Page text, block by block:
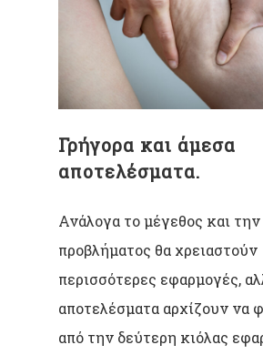
Γρήγορα και άμεσα
αποτελέσματα.
Ανάλογα το μέγεθος και
προβλήματος θα χρειαστούν
περισσότερες εφαρμογές,
αποτελέσματα αρχίζουν να
από την δεύτερη κιόλας